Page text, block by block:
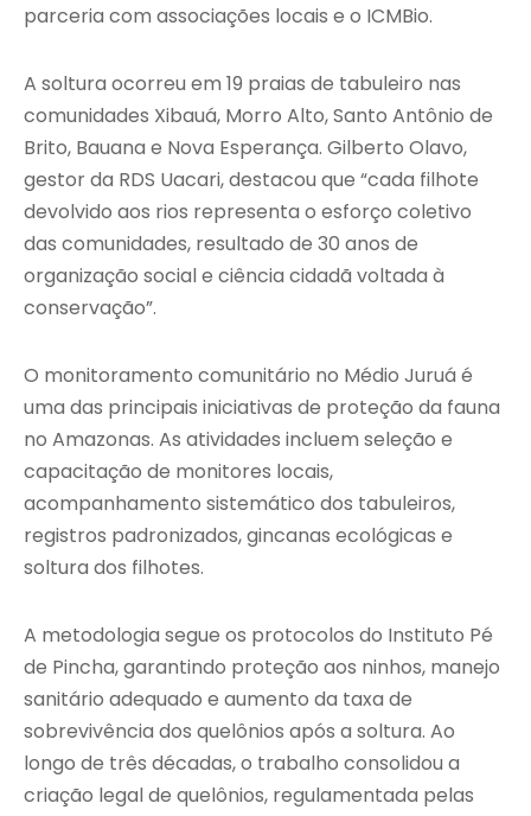
parceria com associações locais e o ICMBio.
A soltura ocorreu em 19 praias de tabuleiro nas
comunidades Xibauá, Morro Alto, Santo Antônio de
Brito, Bauana e Nova Esperança. Gilberto Olavo,
gestor da RDS Uacari, destacou que “cada filhote
devolvido aos rios representa o esforço coletivo
das comunidades, resultado de 30 anos de
organização social e ciência cidadã voltada à
conservação”.
O monitoramento comunitário no Médio Juruá é
uma das principais iniciativas de proteção da fauna
no Amazonas. As atividades incluem seleção e
capacitação de monitores locais,
acompanhamento sistemático dos tabuleiros,
registros padronizados, gincanas ecológicas e
soltura dos filhotes.
A metodologia segue os protocolos do Instituto Pé
de Pincha, garantindo proteção aos ninhos, manejo
sanitário adequado e aumento da taxa de
sobrevivência dos quelônios após a soltura. Ao
longo de três décadas, o trabalho consolidou a
criação legal de quelônios, regulamentada pelas